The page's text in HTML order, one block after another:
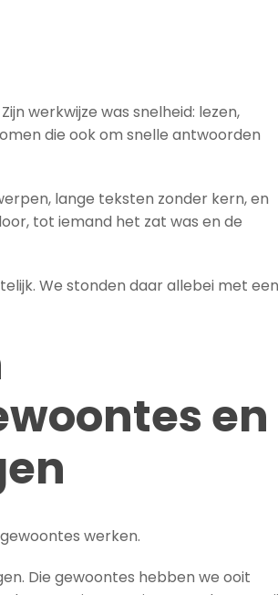
werkwijze was snelheid: lezen,
die ook om snelle antwoorden
lange teksten zonder kern, en
tot iemand het zat was en de
We stonden daar allebei met een
en
werken.
Die gewoontes hebben we ooit